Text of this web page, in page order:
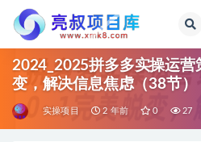
2024_2025拼多多实操运营
变，解决信息焦虑（38节）
实操项目 2 年前 0 27